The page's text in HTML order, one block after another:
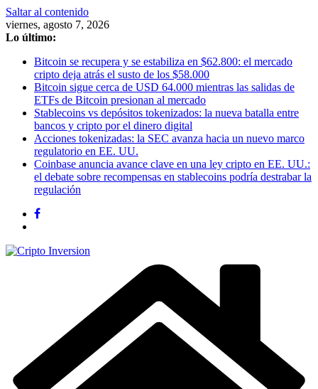
Saltar al contenido
viernes, agosto 7, 2026
Lo último:
Bitcoin se recupera y se estabiliza en $62.800: el mercado
cripto deja atrás el susto de los $58.000
Bitcoin sigue cerca de USD 64.000 mientras las salidas de
ETFs de Bitcoin presionan al mercado
Stablecoins vs depósitos tokenizados: la nueva batalla entre
bancos y cripto por el dinero digital
Acciones tokenizadas: la SEC avanza hacia un nuevo marco
regulatorio en EE. UU.
Coinbase anuncia avance clave en una ley cripto en EE. UU.:
el debate sobre recompensas en stablecoins podría destrabar la
regulación